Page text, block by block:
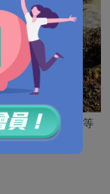
也是炮彈和導彈等